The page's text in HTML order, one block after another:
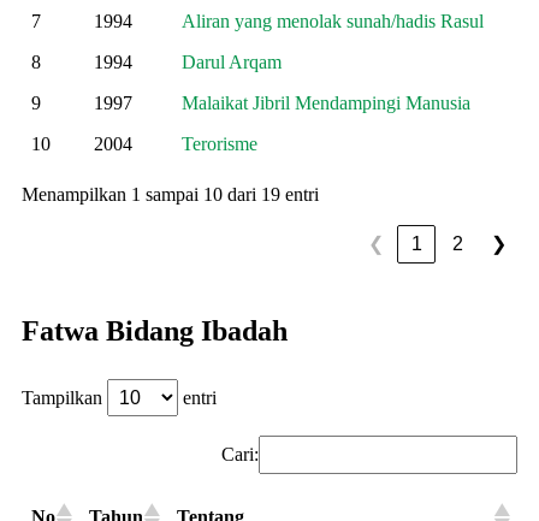
7
1994
Aliran yang menolak sunah/hadis Rasul
8
1994
Darul Arqam
9
1997
Malaikat Jibril Mendampingi Manusia
10
2004 Terorisme
Menampilkan 1 sampai 10 dari 19 entri
❮ 1 2 ❯
Fatwa Bidang Ibadah
Tampilkan entri
Cari:
No Tahun
Tentang